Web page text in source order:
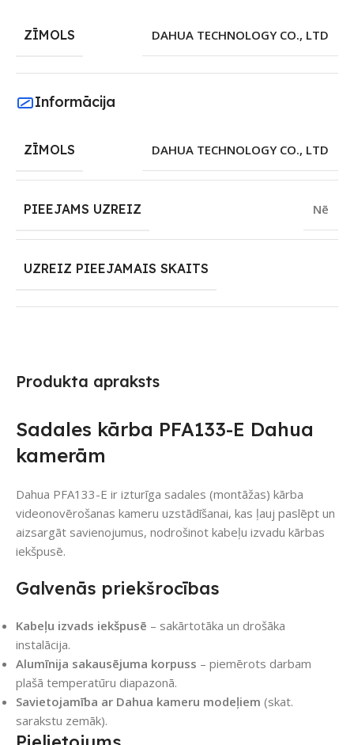
Produkta apraksts
Sadales kārba PFA133-E Dahua
kamerām
Dahua PFA133-E ir izturīga sadales (montāžas) kārba
videonovērošanas kameru uzstādīšanai, kas ļauj paslēpt un
aizsargāt savienojumus, nodrošinot kabeļu izvadu kārbas
iekšpusē.
Galvenās priekšrocības
Kabeļu izvads iekšpusē – sakārtotāka un drošāka
instalācija.
Alumīnija sakausējuma korpuss – piemērots darbam
plašā temperatūru diapazonā.
Savietojamība ar Dahua kameru modeļiem (skat.
sarakstu zemāk).
ZĪMOLS DAHUA TECHNOLOGY CO., LTD
Informācija
ZĪMOLS DAHUA TECHNOLOGY CO., LTD
PIEEJAMS UZREIZ Nē
UZREIZ PIEEJAMAIS SKAITS